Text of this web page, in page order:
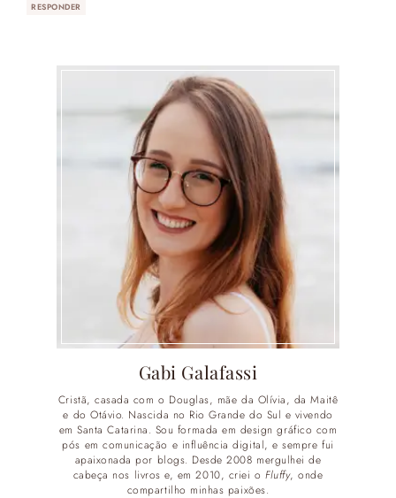
RESPONDER
Gabi Galafassi
Cristã, casada com o Douglas, mãe da Olívia, da Maitê
e do Otávio. Nascida no Rio Grande do Sul e vivendo
em Santa Catarina. Sou formada em design gráfico com
pós em comunicação e influência digital, e sempre fui
apaixonada por blogs. Desde 2008 mergulhei de
cabeça nos livros e, em 2010, criei o Fluffy, onde
compartilho minhas paixões.